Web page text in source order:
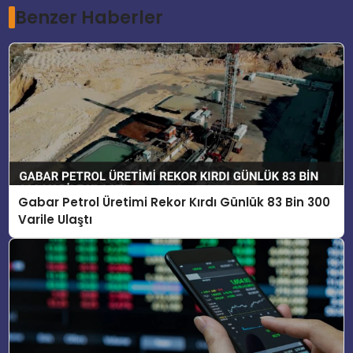
Benzer Haberler
Gabar Petrol Üretimi Rekor Kırdı Günlük 83 Bin 300
Varile Ulaştı